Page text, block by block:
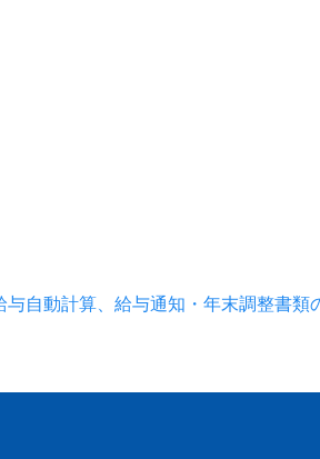
自動計算、給与通知・年末調整書類